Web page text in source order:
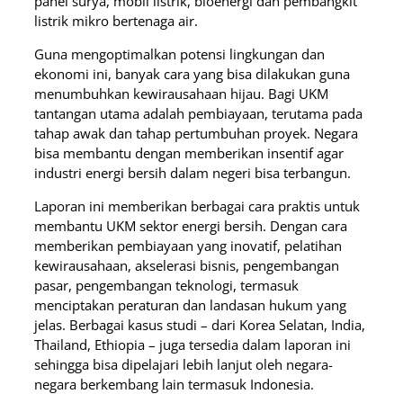
listrik mikro bertenaga air.
Guna mengoptimalkan potensi lingkungan dan
ekonomi ini, banyak cara yang bisa dilakukan guna
menumbuhkan kewirausahaan hijau. Bagi UKM
tantangan utama adalah pembiayaan, terutama pada
tahap awak dan tahap pertumbuhan proyek. Negara
bisa membantu dengan memberikan insentif agar
industri energi bersih dalam negeri bisa terbangun.
Laporan ini memberikan berbagai cara praktis untuk
membantu UKM sektor energi bersih. Dengan cara
memberikan pembiayaan yang inovatif, pelatihan
kewirausahaan, akselerasi bisnis, pengembangan
pasar, pengembangan teknologi, termasuk
menciptakan peraturan dan landasan hukum yang
jelas. Berbagai kasus studi – dari Korea Selatan, India,
Thailand, Ethiopia – juga tersedia dalam laporan ini
sehingga bisa dipelajari lebih lanjut oleh negara-
negara berkembang lain termasuk Indonesia.